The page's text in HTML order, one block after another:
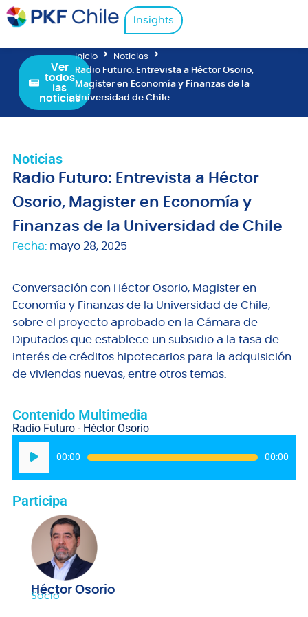
Insights
Ver
todos
las
noticias
Inicio
Noticias
Radio Futuro: Entrevista a Héctor Osorio,
Magister en Economía y Finanzas de la
Universidad de Chile
Noticias
Radio Futuro: Entrevista a Héctor
Osorio, Magister en Economía y
Finanzas de la Universidad de Chile
Fecha: mayo 28, 2025
Conversación con Héctor Osorio, Magister en
Economía y Finanzas de la Universidad de Chile,
sobre el proyecto aprobado en la Cámara de
Diputados que establece un subsidio a la tasa de
interés de créditos hipotecarios para la adquisición
de viviendas nuevas, entre otros temas.
Contenido Multimedia
Radio Futuro - Héctor Osorio
audio
00:00 00:00
Participa
Héctor Osorio
Socio